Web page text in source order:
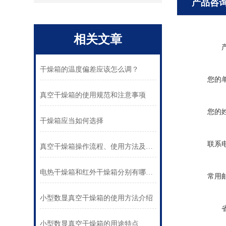
产品咨
您的
您的
联系
常用
相关文章
干燥箱的温度偏差应该怎么调？
真空干燥箱的使用规范和注意事项
干燥箱应当如何选择
真空干燥箱操作流程、使用方法及操作流程
电热干燥箱和红外干燥箱分别有哪些同异之处
小型数显真空干燥箱的使用方法介绍
小型数显真空干燥箱的用途特点